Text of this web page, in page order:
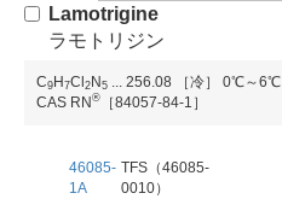
Lamotrigine
ラモトリジン
C9H7Cl2N5 256.08
［冷］ 0℃～6℃
CAS RN® ［84057-84-1］
46085-
1A
TFS（46085-
0010）